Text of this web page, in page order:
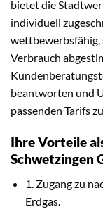
bietet die
individuell
wettbewerbsfähig,
Verbrauch
beantworten und
passenden Tarifs
Ihre Vorteile
Schwetzingen
1. Zugang zu
Erdgas.